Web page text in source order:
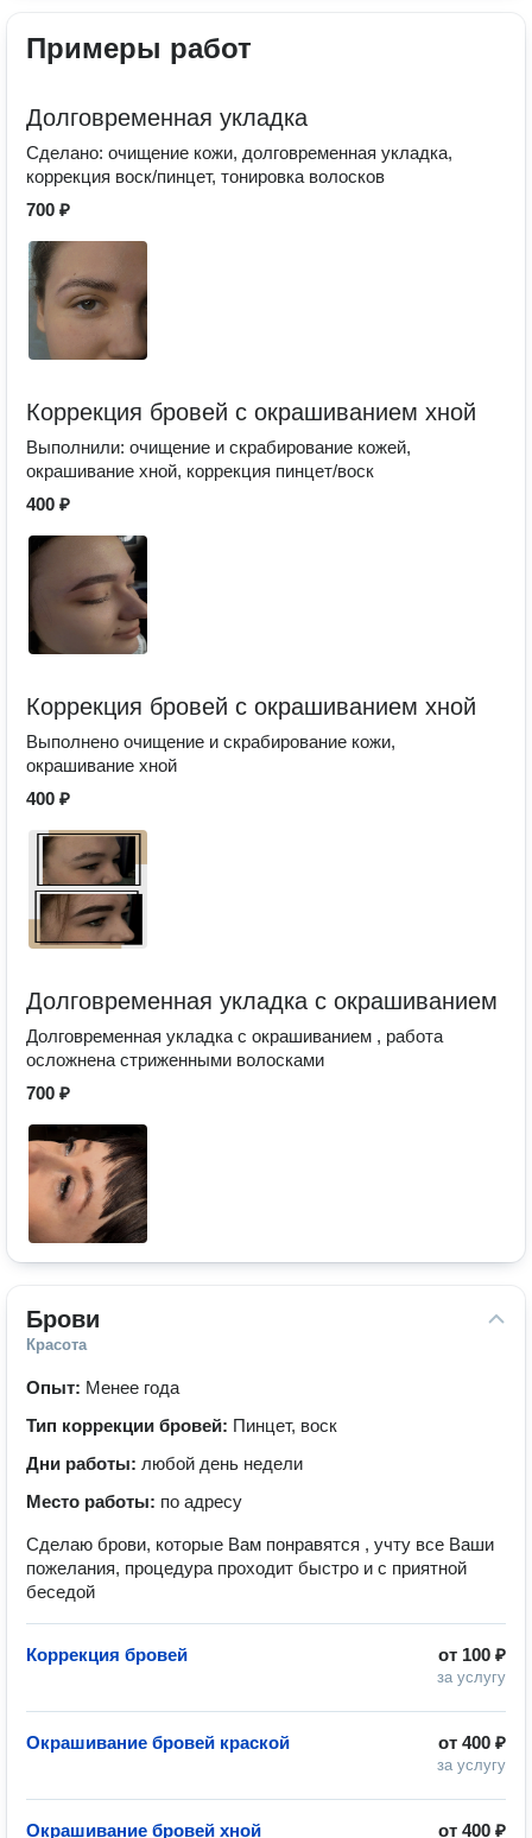
Примеры работ
Долговременная укладка
Сделано: очищение кожи, долговременная укладка,
коррекция воск/пинцет, тонировка волосков
700 ₽
Коррекция бровей с окрашиванием хной
Выполнили: очищение и скрабирование кожей,
окрашивание хной, коррекция пинцет/воск
400 ₽
Коррекция бровей с окрашиванием хной
Выполнено очищение и скрабирование кожи,
окрашивание хной
400 ₽
Долговременная укладка с окрашиванием
Долговременная укладка с окрашиванием , работа
осложнена стриженными волосками
700 ₽
Брови
Красота
Опыт: Менее года
Тип коррекции бровей: Пинцет, воск
Дни работы: любой день недели
Место работы: по адресу
Сделаю брови, которые Вам понравятся , учту все Ваши
пожелания, процедура проходит быстро и с приятной
беседой
от 100 ₽
за услугу
Коррекция бровей
от 400 ₽
за услугу
Окрашивание бровей краской
от 400 ₽
Окрашивание бровей хной